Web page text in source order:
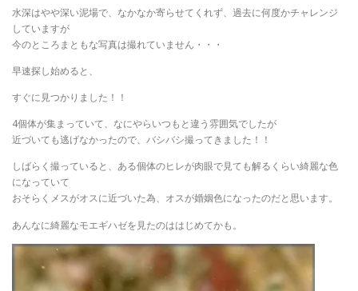
水深はやや深い泥場で、なかなか寄らせてくれず、過去に何度かチャレンジ
していますが
今のところまともな写真は撮れていません・・・
早速探し始めると、
すぐに見つかりました！！
4個体が集まっていて、なにやらいつもと違う雰囲気でしたが
近づいても逃げなかったので、バシバシ撮ってきました！！
しばらく撮っていると、ある個体のヒレが肉眼で見ても解るくらい綺麗な色
になっていて
おそらくメスがオスに近づいた為、オスが婚姻色になったのだと思います。
あんなに綺麗なモエギハゼを見たのははじめてかも。